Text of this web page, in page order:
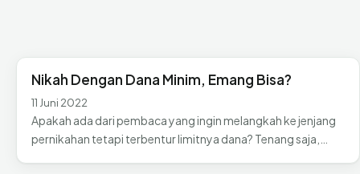
Nikah Dengan Dana Minim, Emang Bisa?
11 Juni 2022
Apakah ada dari pembaca yang ingin melangkah ke jenjang
pernikahan tetapi terbentur limitnya dana? Tenang saja,…